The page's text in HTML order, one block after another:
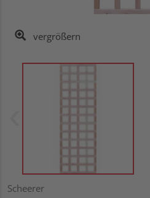
vergrößern
Scheerer